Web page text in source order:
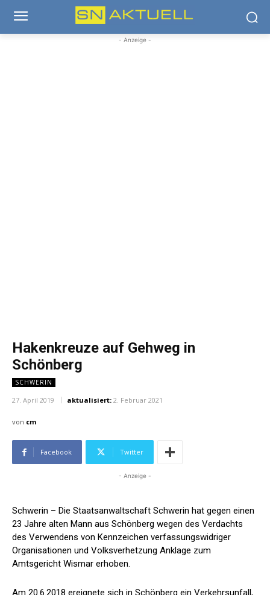
- Anzeige -
Hakenkreuze auf Gehweg in
Schönberg
SCHWERIN
27. April 2019 aktualisiert: 2. Februar 2021
von cm
Facebook Twitter
- Anzeige -
Schwerin – Die Staatsanwaltschaft Schwerin hat gegen einen
23 Jahre alten Mann aus Schönberg wegen des Verdachts
des Verwendens von Kennzeichen verfassungswidriger
Organisationen und Volksverhetzung Anklage zum
Amtsgericht Wismar erhoben.
Am 20.6.2018 ereignete sich in Schönberg ein Verkehrsunfall,